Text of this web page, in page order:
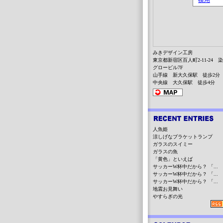
みきデザイン工房
東京都新宿区百人町2-11-24
グロービル7F
山手線 新大久保駅 徒歩2分
中央線 大久保駅 徒歩4分
人魚姫
涼しげなブラケットランプ
ガラスのスイミー
ガラスの魚
「黄色」といえば
サッカーW杯中だから？ 「...
サッカーW杯中だから？ 「...
サッカーW杯中だから？ 「...
地震お見舞い
やすらぎの光